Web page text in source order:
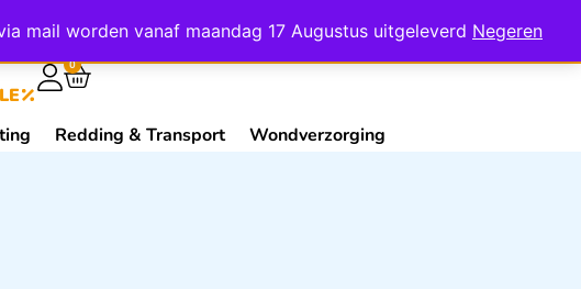
mail worden vanaf maandag 17 Augustus uitgeleverd Negeren
Mijn Account Contact
0
Redding & Transport Wondverzorging